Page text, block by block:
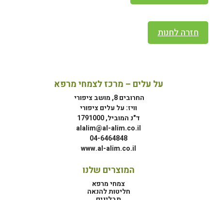
חזרה לחנות
על עלים – מרכז לצמחי מרפא
החרובים 8, מושב ציפורי
וויז: על עלים ציפורי
ד"נ המוביל, 1791000
alalim@al-alim.co.il
04-6464848
www.al-alim.co.il
המוצרים שלנו
צמחי מרפא
חליטות להנאה